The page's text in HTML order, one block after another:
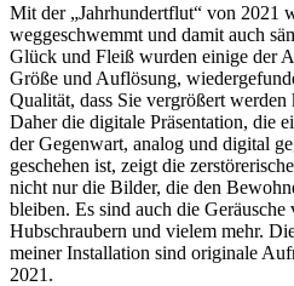
Mit der „Jahrhundertflut“ von 2021
weggeschwemmt und damit auch
Glück und Fleiß wurden einige der
Größe und Auflösung,
Qualität, dass Sie vergrößert werden
Daher die digitale Präsentation, die
der Gegenwart, analog und digital
geschehen ist, zeigt die
nicht nur die Bilder, die den
bleiben. Es sind auch die Geräusche
Hubschraubern und vielem mehr.
meiner Installation sind originale
2021.